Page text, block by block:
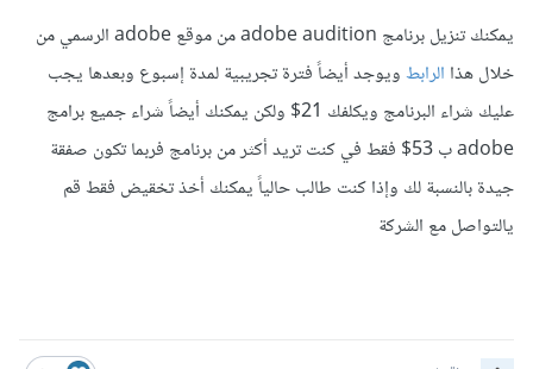
يمكنك تنزيل برنامج adobe audition من موقع adobe الرسمي من
خلال هذا الرابطويوجد أيضاً فترة تجريبية لمدة إسبوع وبعدها يجب
عليك شراء البرنامج ويكلفك 21$ ولكن يمكنك أيضاً شراء جميع برامج
adobe ب 53$ فقط في كنت تريد أكثر من برنامج فربما تكون صفقة
جيدة بالنسبة لك وإذا كنت طالب حالياً يمكنك أخذ تخقيض فقط قم
يالتواصل مع الشركة